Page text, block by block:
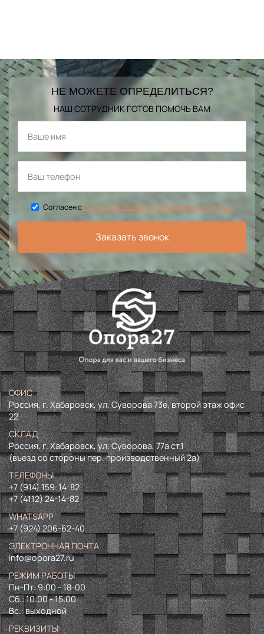
НЕ МОЖЕТЕ ОПРЕДЕЛИТЬСЯ?
НАШ СОТРУДНИК ГОТОВ ПОМОЧЬ ВАМ
Согласен сПолитикой обработки персональных данных
Заказать звонок
ОФИС
Россия, г. Хабаровск, ул. Суворова 73е, второй этаж офис
22
СКЛАД
Россия, г. Хабаровск, ул. Суворова, 77а ст.1
(въезд со стороны пер. производственный 2а)
ТЕЛЕФОНЫ
+7 (914) 159-14-82
+7 (4112) 24-14-82
WHATSAPP
+7 (924) 206-62-40
ЭЛЕКТРОННАЯ ПОЧТА
info@opora27.ru
РЕЖИМ РАБОТЫ
Пн-Пт: 9:00 - 18-00
Сб.: 10:00 - 15:00
Вс.: выходной
РЕКВИЗИТЫ: